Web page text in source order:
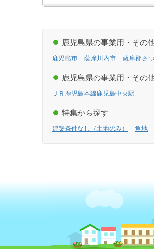
鹿児島県の事業用・その
鹿児島市 薩摩川内市 薩摩郡さ
鹿児島県の事業用・その
ＪＲ鹿児島本線鹿児島中央駅
特集から探す
建築条件なし（土地のみ） 角地